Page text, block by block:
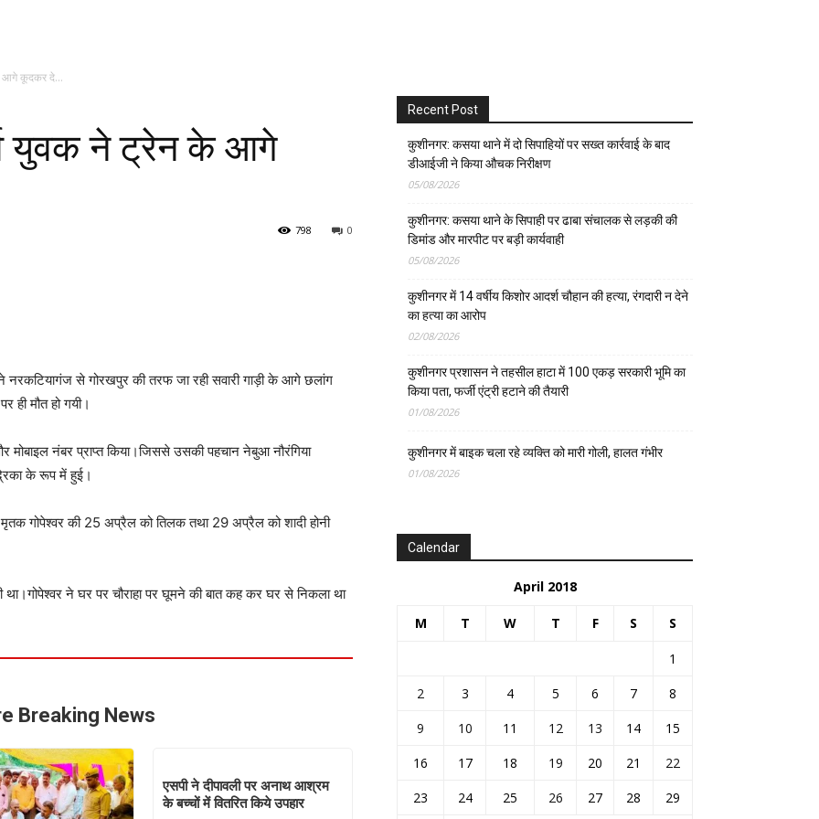
आगे कूदकर दे...
युवक ने ट्रेन के आगे
0
798
से गोरखपुर की तरफ जा रही सवारी गाड़ी के आगे छलांग
ही मौत हो गयी।
नंबर प्राप्त किया।जिससे उसकी पहचान नेबुआ नौरंगिया
के रूप में हुई।
गोपेश्वर की 25 अप्रैल को तिलक तथा 29 अप्रैल को शादी होनी
था।गोपेश्वर ने घर पर चौराहा पर घूमने की बात कह कर घर से निकला था
Breaking News
एसपी ने दीपावली पर अनाथ आश्रम
के बच्चों में वितरित किये उपहार
Recent Post
कुशीनगर: कसया थाने में दो सिपाहियों पर सख्त कार्रवाई के बाद
डीआईजी ने किया औचक निरीक्षण
05/08/2026
कुशीनगर: कसया थाने के सिपाही पर ढाबा संचालक से लड़की की
डिमांड और मारपीट पर बड़ी कार्यवाही
05/08/2026
कुशीनगर में 14 वर्षीय किशोर आदर्श चौहान की हत्या, रंगदारी न देने
का हत्या का आरोप
02/08/2026
कुशीनगर प्रशासन ने तहसील हाटा में 100 एकड़ सरकारी भूमि का
किया पता, फर्जी एंट्री हटाने की तैयारी
01/08/2026
कुशीनगर में बाइक चला रहे व्यक्ति को मारी गोली, हालत गंभीर
01/08/2026
Calendar
April 2018
M T W T F S S
1
2
3 4 5 6 7
8
9
10 11 12 13 14
15
16
17 18 19 20 21
22
23
24 25 26 27 28 29